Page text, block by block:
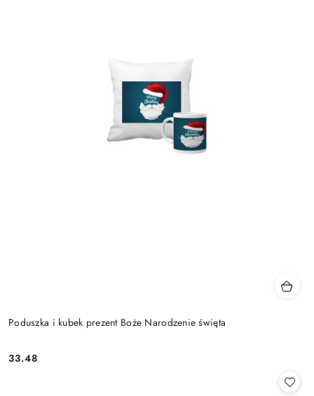
Poduszka i kubek prezent Boże Narodzenie święta
Cena:
33.48